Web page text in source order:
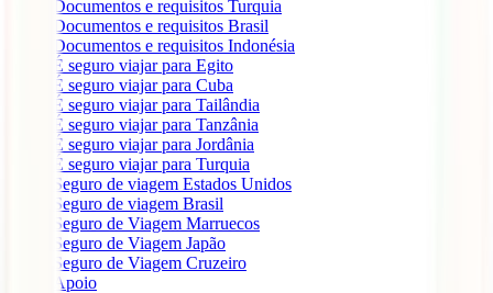
Documentos e requisitos Turquia
Documentos e requisitos Brasil
Documentos e requisitos Indonésia
É seguro viajar para Egito
É seguro viajar para Cuba
É seguro viajar para Tailândia
É seguro viajar para Tanzânia
É seguro viajar para Jordânia
É seguro viajar para Turquia
Seguro de viagem Estados Unidos
Seguro de viagem Brasil
Seguro de Viagem Marruecos
Seguro de Viagem Japão
Seguro de Viagem Cruzeiro
Apoio